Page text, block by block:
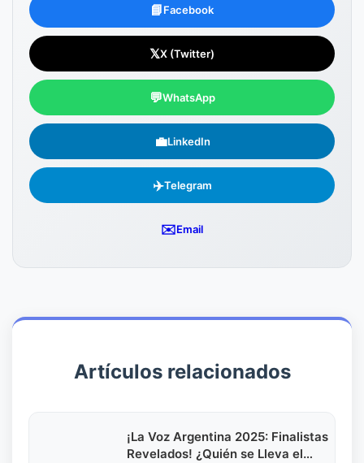
📘Facebook
𝕏X (Twitter)
💬WhatsApp
💼LinkedIn
✈️Telegram
✉️Email
Artículos relacionados
¡La Voz Argentina 2025: Finalistas
Revelados! ¿Quién se Lleva el